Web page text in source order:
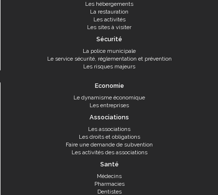
Les hébergements
La restauration
Les activités
Les sites à visiter
Sécurité
La police municipale
Le service sécurité, réglementation et prévention
Les risques majeurs
Economie
Le dynamisme économique
Les entreprises
Associations
Les associations
Les droits et obligations
Faire une demande de subvention
Les activités des associations
Santé
Médecins
Pharmacies
Dentistes